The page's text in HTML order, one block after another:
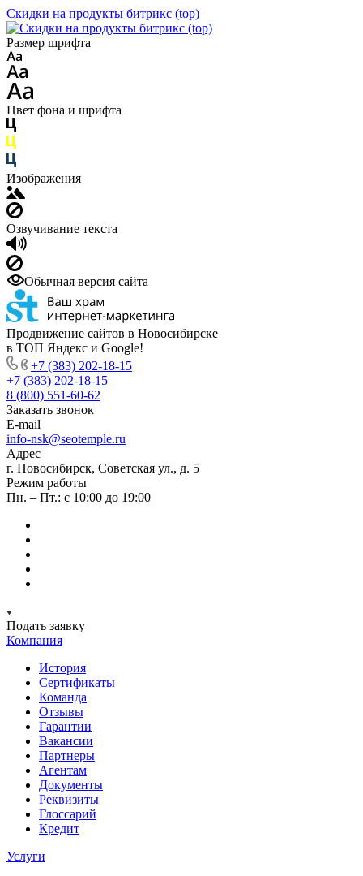
Скидки на продукты битрикс (top)
Размер шрифта
Цвет фона и шрифта
Изображения
Озвучивание текста
Обычная версия сайта
Продвижение сайтов в Новосибирске
в ТОП Яндекс и Google!
+7 (383) 202-18-15
+7 (383) 202-18-15
8 (800) 551-60-62
Заказать звонок
E-mail
info-nsk@seotemple.ru
Адрес
г. Новосибирск, Советская ул., д. 5
Режим работы
Пн. – Пт.: с 10:00 до 19:00
Подать заявку
Компания
История
Сертификаты
Команда
Отзывы
Гарантии
Вакансии
Партнеры
Агентам
Документы
Реквизиты
Глоссарий
Кредит
Услуги